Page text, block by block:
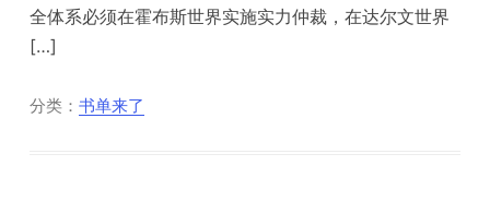
全体系必须在霍布斯世界实施实力仲裁，在达尔文世界
[…]
分类：书单来了